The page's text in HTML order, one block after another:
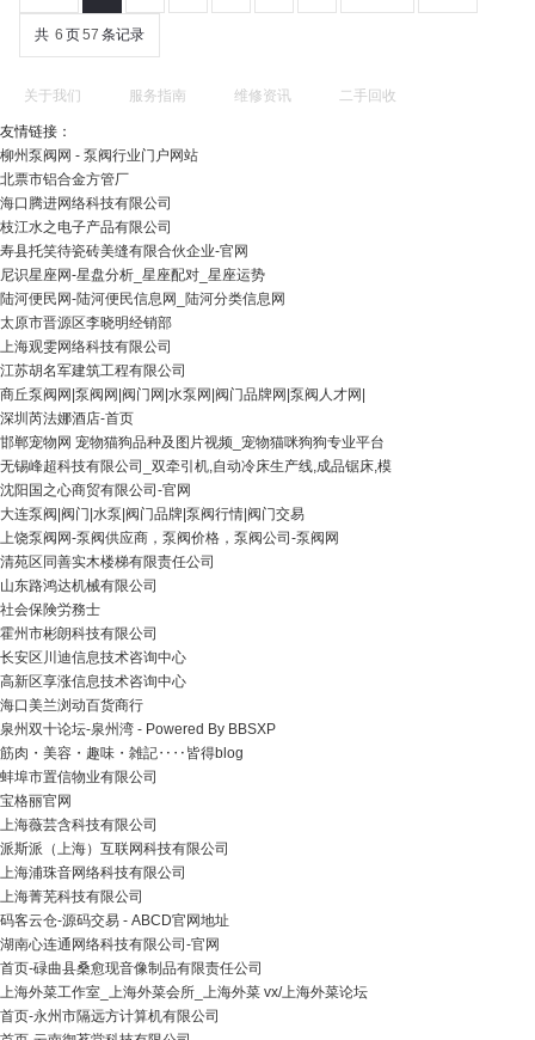
共 6 页57 条记录
关于我们 服务指南 维修资讯 二手回收
友情链接：
柳州泵阀网 - 泵阀行业门户网站
北票市铝合金方管厂
海口腾进网络科技有限公司
枝江水之电子产品有限公司
寿县托笑待瓷砖美缝有限合伙企业-官网
尼识星座网-星盘分析_星座配对_星座运势
陆河便民网-陆河便民信息网_陆河分类信息网
太原市晋源区李晓明经销部
上海观雯网络科技有限公司
江苏胡名军建筑工程有限公司
商丘泵阀网|泵阀网|阀门网|水泵网|阀门品牌网|泵阀人才网|
深圳芮法娜酒店-首页
邯郸宠物网 宠物猫狗品种及图片视频_宠物猫咪狗狗专业平台
无锡峰超科技有限公司_双牵引机,自动冷床生产线,成品锯床,模
沈阳国之心商贸有限公司-官网
大连泵阀|阀门|水泵|阀门品牌|泵阀行情|阀门交易
上饶泵阀网-泵阀供应商，泵阀价格，泵阀公司-泵阀网
清苑区同善实木楼梯有限责任公司
山东路鸿达机械有限公司
社会保険労務士
霍州市彬朗科技有限公司
长安区川迪信息技术咨询中心
高新区享涨信息技术咨询中心
海口美兰浏动百货商行
泉州双十论坛-泉州湾 - Powered By BBSXP
筋肉・美容・趣味・雑記‥‥皆得blog
蚌埠市置信物业有限公司
宝格丽官网
上海薇芸含科技有限公司
派斯派（上海）互联网科技有限公司
上海浦珠音网络科技有限公司
上海菁芜科技有限公司
码客云仓-源码交易 - ABCD官网地址
湖南心连通网络科技有限公司-官网
首页-碌曲县桑愈现音像制品有限责任公司
上海外菜工作室_上海外菜会所_上海外菜 vx/上海外菜论坛
首页-永州市隔远方计算机有限公司